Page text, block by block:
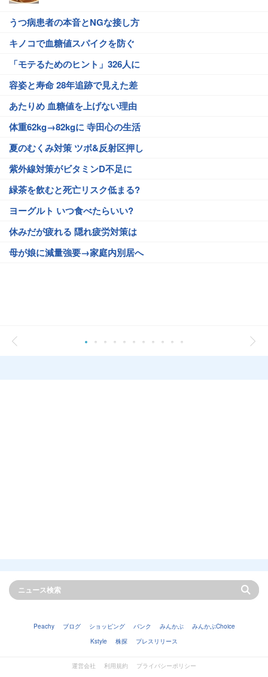
うつ病患者の本音とNGな接し方
キノコで血糖値スパイクを防ぐ
「モテるためのヒント」326人に
容姿と寿命 28年追跡で見えた差
あたりめ 血糖値を上げない理由
体重62kg→82kgに 寺田心の生活
夏のむくみ対策 ツボ&反射区押し
紫外線対策がビタミンD不足に
緑茶を飲むと死亡リスク低まる?
ヨーグルト いつ食べたらいい?
休みだが疲れる 隠れ疲労対策は
母が娘に減量強要→家庭内別居へ
Peachy ブログ ショッピング バンク みんかぶ
みんかぶChoice
Kstyle
株探 プレスリリース
運営会社 利用規約
プライバシーポリシー